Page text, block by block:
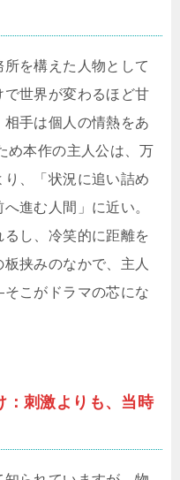
を構えた人物として
世界が変わるほど甘
手は個人の情熱をあ
め本作の主人公は、万
、「状況に追い詰め
進む人間」に近い。
し、冷笑的に距離を
挟みのなかで、主人
こがドラマの芯にな
：刺激よりも、当時